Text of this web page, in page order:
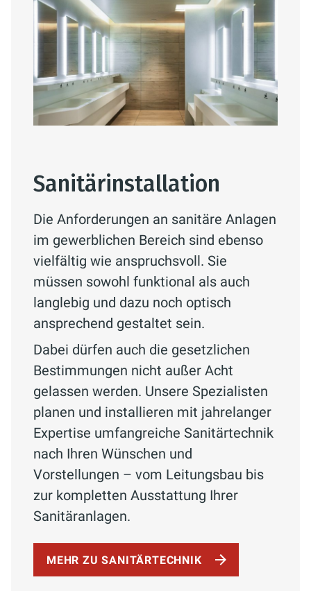
Sanitärinstallation
Die Anforderungen an sanitäre Anlagen
im gewerblichen Bereich sind ebenso
vielfältig wie anspruchsvoll. Sie
müssen sowohl funktional als auch
langlebig und dazu noch optisch
ansprechend gestaltet sein.
Dabei dürfen auch die gesetzlichen
Bestimmungen nicht außer Acht
gelassen werden. Unsere Spezialisten
planen und installieren mit jahrelanger
Expertise umfangreiche Sanitärtechnik
nach Ihren Wünschen und
Vorstellungen – vom Leitungsbau bis
zur kompletten Ausstattung Ihrer
Sanitäranlagen.
MEHR ZU SANITÄRTECHNIK